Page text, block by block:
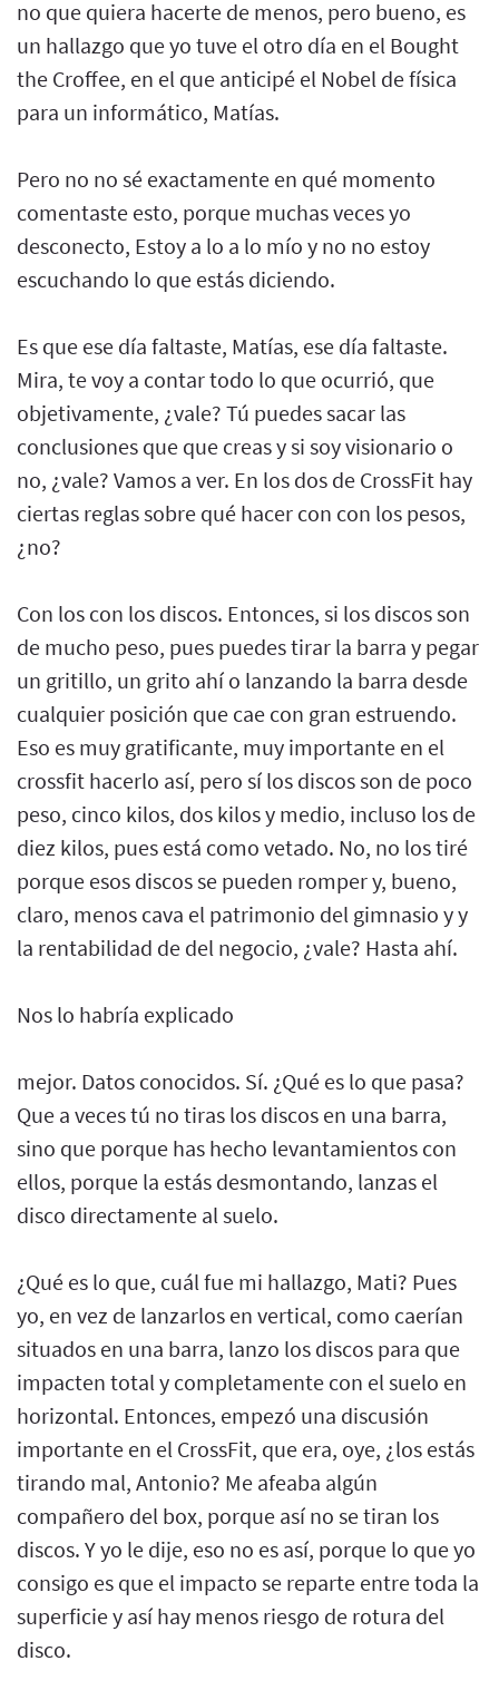
no que quiera hacerte de menos, pero bueno, es
un hallazgo que yo tuve el otro día en el Bought
the Croffee, en el que anticipé el Nobel de física
para un informático, Matías.
Pero no no sé exactamente en qué momento
comentaste esto, porque muchas veces yo
desconecto, Estoy a lo a lo mío y no no estoy
escuchando lo que estás diciendo.
Es que ese día faltaste, Matías, ese día faltaste.
Mira, te voy a contar todo lo que ocurrió, que
objetivamente, ¿vale? Tú puedes sacar las
conclusiones que que creas y si soy visionario o
no, ¿vale? Vamos a ver. En los dos de CrossFit hay
ciertas reglas sobre qué hacer con con los pesos,
¿no?
Con los con los discos. Entonces, si los discos son
de mucho peso, pues puedes tirar la barra y pegar
un gritillo, un grito ahí o lanzando la barra desde
cualquier posición que cae con gran estruendo.
Eso es muy gratificante, muy importante en el
crossfit hacerlo así, pero sí los discos son de poco
peso, cinco kilos, dos kilos y medio, incluso los de
diez kilos, pues está como vetado. No, no los tiré
porque esos discos se pueden romper y, bueno,
claro, menos cava el patrimonio del gimnasio y y
la rentabilidad de del negocio, ¿vale? Hasta ahí.
Nos lo habría explicado
mejor. Datos conocidos. Sí. ¿Qué es lo que pasa?
Que a veces tú no tiras los discos en una barra,
sino que porque has hecho levantamientos con
ellos, porque la estás desmontando, lanzas el
disco directamente al suelo.
¿Qué es lo que, cuál fue mi hallazgo, Mati? Pues
yo, en vez de lanzarlos en vertical, como caerían
situados en una barra, lanzo los discos para que
impacten total y completamente con el suelo en
horizontal. Entonces, empezó una discusión
importante en el CrossFit, que era, oye, ¿los estás
tirando mal, Antonio? Me afeaba algún
compañero del box, porque así no se tiran los
discos. Y yo le dije, eso no es así, porque lo que yo
consigo es que el impacto se reparte entre toda la
superficie y así hay menos riesgo de rotura del
disco.